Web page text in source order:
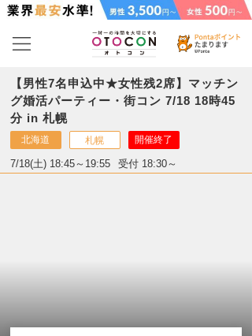
【男性7名申込中★女性残2席】マッチン
グ婚活パーティー・街コン 7/18 18時45
分 in 札幌
北海道 札幌 開催終了
7/18(土) 18:45～19:55 受付 18:30～